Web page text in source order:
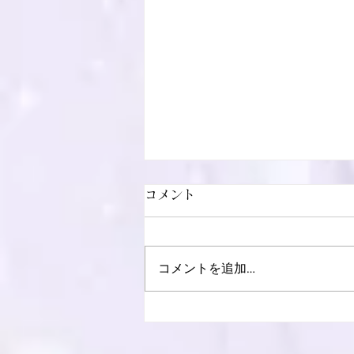
盂蘭盆施餓鬼法要を執り行な
コメント
コメントを追加…